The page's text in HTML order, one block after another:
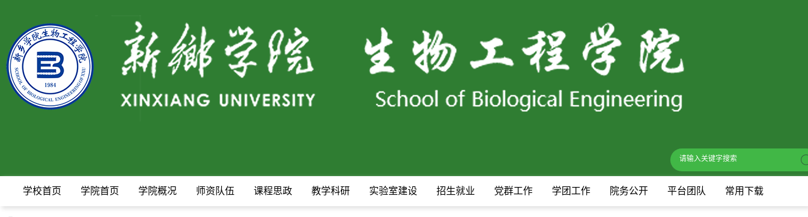
学校首页 学院首页 学院概况 师资队伍 课程思政 教学科研 实验室建设 招生就业 党群工作 学团工作 院务公开 平台团队 常用下载